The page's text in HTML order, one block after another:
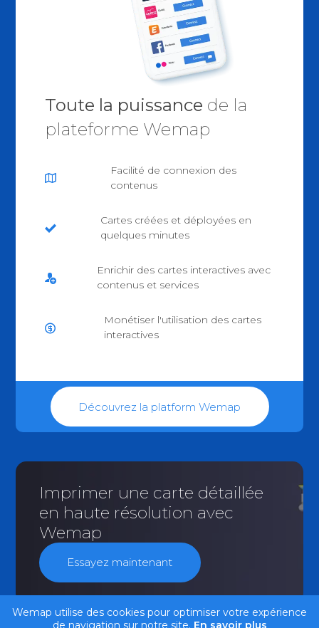
Toute la puissance de la
plateforme Wemap
Facilité de connexion des
contenus
Cartes créées et déployées en
quelques minutes
Enrichir des cartes interactives avec
contenus et services
Monétiser l'utilisation des cartes
interactives
Découvrez la platform Wemap
Imprimer une carte détaillée
en haute résolution avec
Wemap
Essayez maintenant
Wemap utilise des cookies pour optimiser votre expérience
de navigation sur notre site. En savoir plus